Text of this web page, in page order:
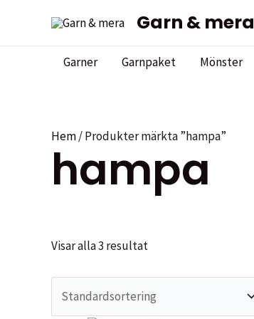
Garn & mera
Garner Garnpaket Mönster
Hem/ Produkter märkta ”hampa”
hampa
Visar alla 3 resultat